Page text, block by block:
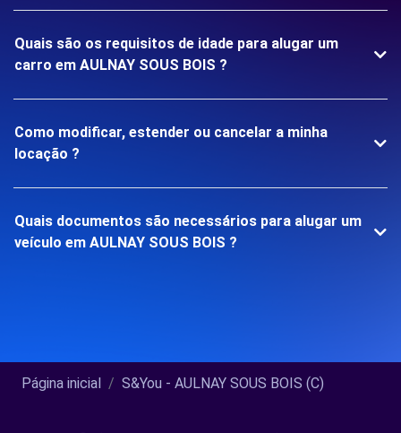
Quais são os requisitos de idade para alugar um
carro em AULNAY SOUS BOIS ?
Como modificar, estender ou cancelar a minha
locação ?
Quais documentos são necessários para alugar um
veículo em AULNAY SOUS BOIS ?
Página inicial S&You - AULNAY SOUS BOIS (C)